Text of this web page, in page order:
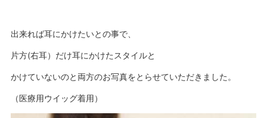
出来れば耳にかけたいとの事で、
片方(右耳）だけ耳にかけたスタイルと
かけていないのと両方のお写真をとらせていただきました。
（医療用ウイッグ着用）